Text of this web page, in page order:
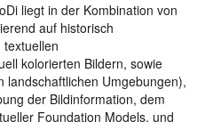
liegt in der Kombination von
auf historisch
kolorierten Bildern, sowie
landschaftlichen Umgebungen),
der Bildinformation, dem
Foundation Models, und